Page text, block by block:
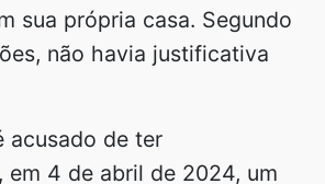
sua própria casa. Segundo
não havia justificativa
acusado de ter
em 4 de abril de 2024, um